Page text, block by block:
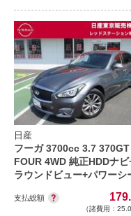
日産
フーガ 3700cc 3.7 370GT
FOUR 4WD 純正HDDナビ
ラウンドビュー+パワーシ
支払総額
（諸費用：